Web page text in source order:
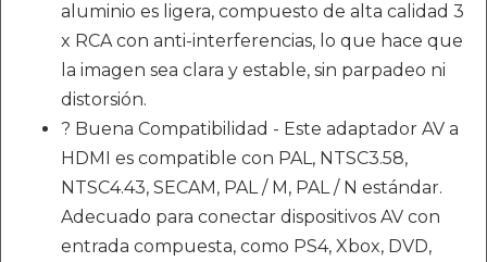
aluminio es ligera, compuesto de alta calidad 3
x RCA con anti-interferencias, lo que hace que
la imagen sea clara y estable, sin parpadeo ni
distorsión.
? Buena Compatibilidad - Este adaptador AV a
HDMI es compatible con PAL, NTSC3.58,
NTSC4.43, SECAM, PAL / M, PAL / N estándar.
Adecuado para conectar dispositivos AV con
entrada compuesta, como PS4, Xbox, DVD,